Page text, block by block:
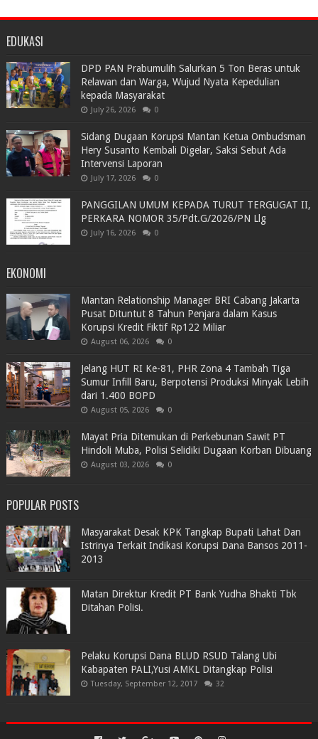
EDUKASI
DPD PAN Prabumulih Salurkan 5 Ton Beras untuk
Relawan dan Warga, Wujud Nyata Kepedulian
kepada Masyarakat
July 26, 2026 0
Sidang Dugaan Korupsi Mantan Ketua Ombudsman
Hery Susanto Kembali Digelar, Saksi Sebut Ada
Intervensi Laporan
July 17, 2026 0
PANGGILAN UMUM KEPADA TURUT TERGUGAT II,
PERKARA NOMOR 35/Pdt.G/2026/PN Llg
July 16, 2026 0
EKONOMI
Mantan Relationship Manager BRI Cabang Jakarta
Pusat Dituntut 8 Tahun Penjara dalam Kasus
Korupsi Kredit Fiktif Rp122 Miliar
August 06, 2026 0
Jelang HUT RI Ke-81, PHR Zona 4 Tambah Tiga
Sumur Infill Baru, Berpotensi Produksi Minyak Lebih
dari 1.400 BOPD
August 05, 2026 0
Mayat Pria Ditemukan di Perkebunan Sawit PT
Hindoli Muba, Polisi Selidiki Dugaan Korban Dibuang
August 03, 2026 0
POPULAR POSTS
Masyarakat Desak KPK Tangkap Bupati Lahat Dan
Istrinya Terkait Indikasi Korupsi Dana Bansos 2011-
2013
Matan Direktur Kredit PT Bank Yudha Bhakti Tbk
Ditahan Polisi.
Pelaku Korupsi Dana BLUD RSUD Talang Ubi
Kabapaten PALI,Yusi AMKL Ditangkap Polisi
Tuesday, September 12, 2017 32